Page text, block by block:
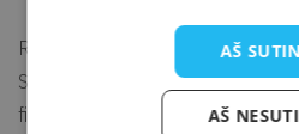
Renginio metu gali būti
SVARBU. Jei nepageidaujate būti
filmuojami arba nesutinkate su
AŠ
AŠ